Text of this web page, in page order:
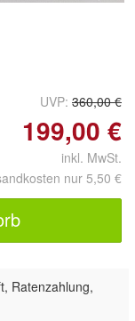
UVP: 360,00 €
199,00 €
inkl. MwSt.
nur 5,50 €
Ratenzahlung,